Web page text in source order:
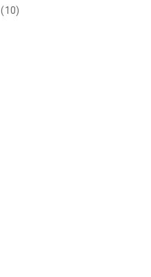
(10)